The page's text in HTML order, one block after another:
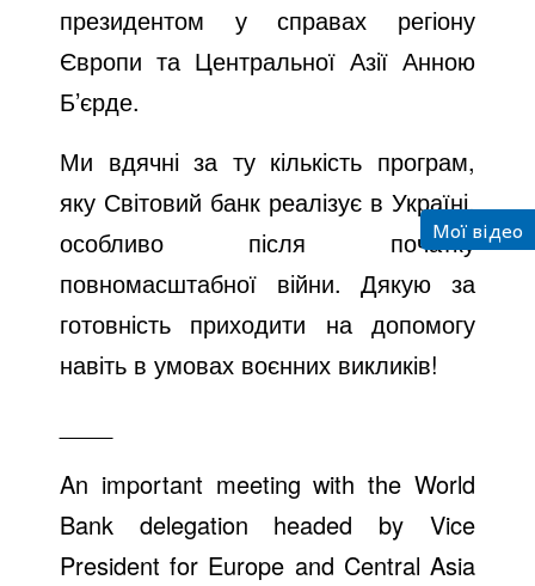
d
e
o
президентом у справах регіону
Європи та Центральної Азії Анною
Б’єрде.
Ми вдячні за ту кількість програм,
яку Світовий банк реалізує в Україні,
особливо після початку
повномасштабної війни. Дякую за
готовність приходити на допомогу
навіть в умовах воєнних викликів!
An important meeting with the World
Bank delegation headed by Vice
President for Europe and Central Asia
Мої відео